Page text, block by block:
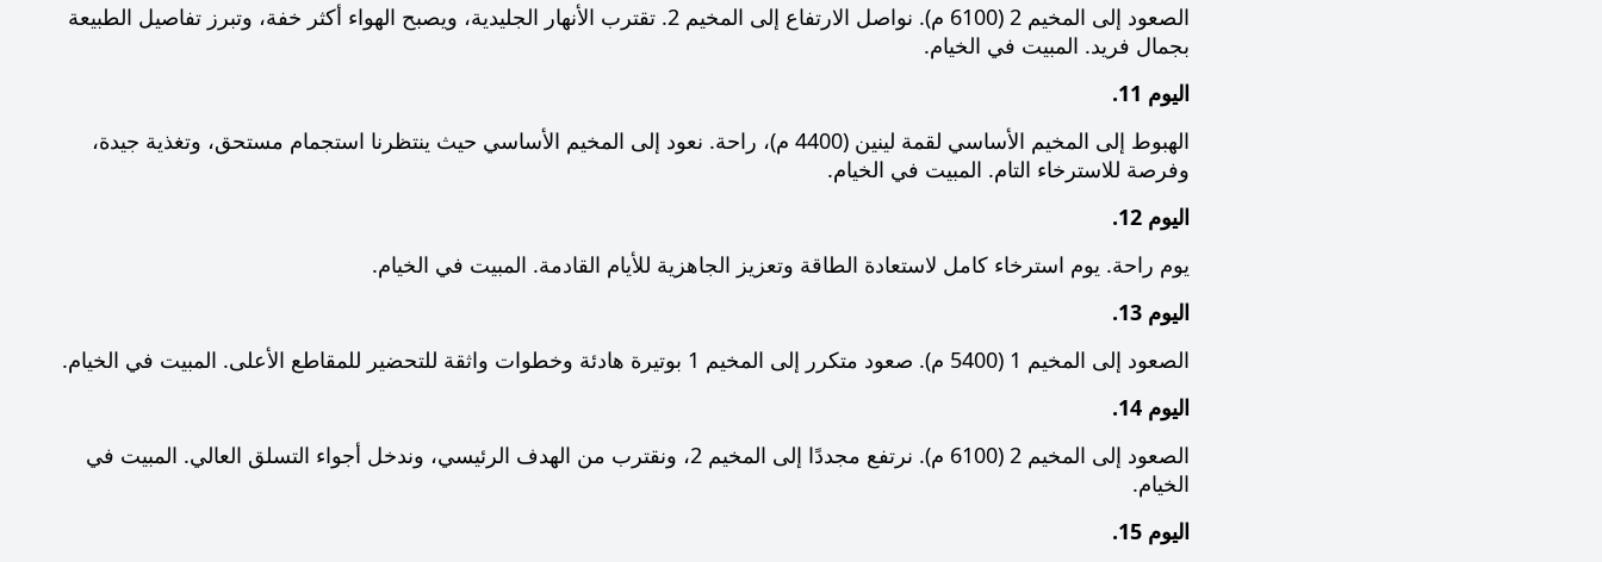
الصعود إلى المخيم 2 (6100 م). نواصل الارتفاع إلى المخيم 2. تقترب الأنهار الجليدية، ويصبح الهواء أكثر خفة، وتبرز تفاصيل الطبيعة
بجمال فريد. المبيت في الخيام.
اليوم 11.
الهبوط إلى المخيم الأساسي لقمة لينين (4400 م)، راحة. نعود إلى المخيم الأساسي حيث ينتظرنا استجمام مستحق، وتغذية جيدة،
وفرصة للاسترخاء التام. المبيت في الخيام.
اليوم 12.
يوم راحة. يوم استرخاء كامل لاستعادة الطاقة وتعزيز الجاهزية للأيام القادمة. المبيت في الخيام.
اليوم 13.
الصعود إلى المخيم 1 (5400 م). صعود متكرر إلى المخيم 1 بوتيرة هادئة وخطوات واثقة للتحضير للمقاطع الأعلى. المبيت في الخيام.
اليوم 14.
الصعود إلى المخيم 2 (6100 م). نرتفع مجددًا إلى المخيم 2، ونقترب من الهدف الرئيسي، وندخل أجواء التسلق العالي. المبيت في
الخيام.
اليوم 15.